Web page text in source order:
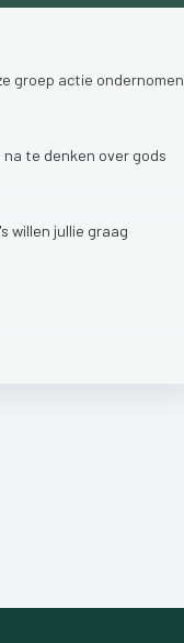
groep actie ondernomen
na te denken over gods
willen jullie graag